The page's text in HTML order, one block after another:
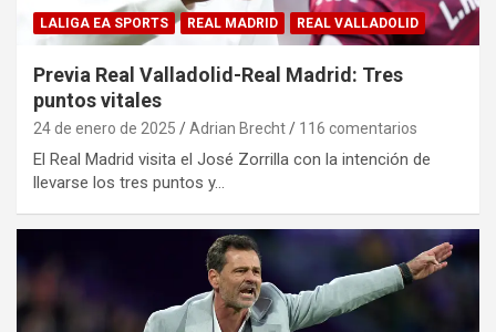
LALIGA EA SPORTS REAL MADRID REAL VALLADOLID
Previa Real Valladolid-Real Madrid: Tres
puntos vitales
24 de enero de 2025 Adrian Brecht 116 comentarios
El Real Madrid visita el José Zorrilla con la intención de
llevarse los tres puntos y…